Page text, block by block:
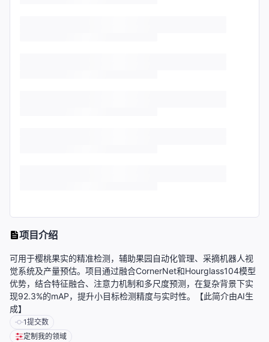
项目介绍
可用于樱桃果实的精准检测，辅助果园自动化管理、采摘机器人视
觉系统及产量预估。项目通过融合CornerNet和Hourglass104模型
优势，结合特征融合、注意力机制和多尺度预测，在复杂背景下实
现92.3%的mAP，提升小目标检测精度与实时性。【此简介由AI生
成】
1提交数
定制我的领域